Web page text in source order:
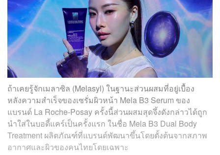
ถ้าเคยรู้จักเมลาซิล (Melasyl) ในฐานะส่วนผสมที่อยู่เบื้อง
หลังความสำเร็จของเซรั่มผิวหน้า Mela B3 Serum ของ
แบรนด์ La Roche-Posay ครั้งนี้ส่วนผสมสุดจึ้งดังกล่าวได้ถูก
นำใส่ในบอดี้แคร์เป็นครั้งแรก ในชื่อ Mela B3 Dual Body
Treatment ผลิตภัณฑ์ที่แบรนด์พัฒนาขึ้นโดยตั้งต้นจากสภาพ
อากาศและผิวของคนไทยโดยเฉพาะ